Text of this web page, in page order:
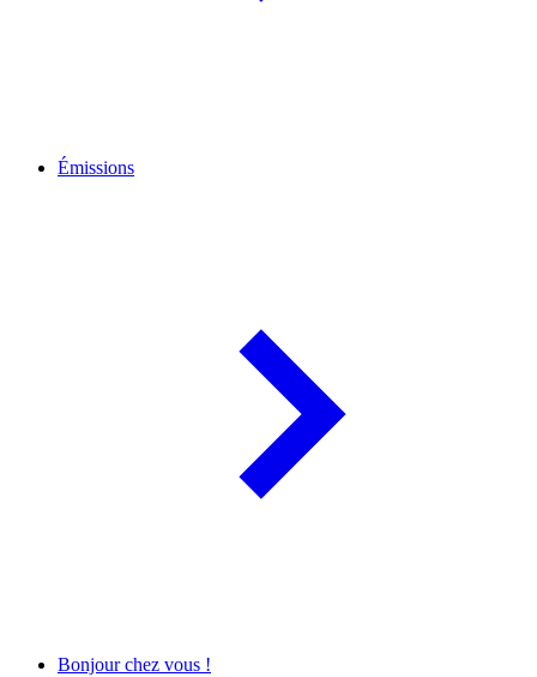
Émissions
Bonjour chez vous !